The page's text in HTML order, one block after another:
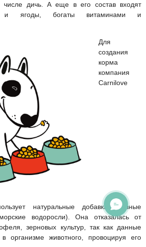
числе дичь. А еще в его состав входят
и ягоды, богаты витаминами и
Для
создания
корма
компания
Сarnilove
натуральные добавки (пивные
водоросли). Она отказалась от
зерновых культур, так как данные
организме животного, провоцируя его
ОНЛАЙН ЧАТ